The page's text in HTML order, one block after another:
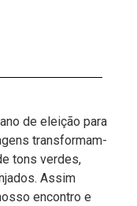
de eleição para
transformam-
tons verdes,
Assim
encontro e